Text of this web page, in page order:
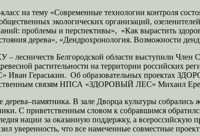
на тему «Современные технологии контроля
экологических организаций,
проблемы и перспективы», «Как вырастить
дерева», «Дендрохронология. Возможности
– лесничеств Белгородской области выступили
растительности на территории
Гераськин. Об образовательных проектах
связям НПСА «ЗДОРОВЫЙ ЛЕС» Михаил
В зале Дворца культуры собрались
С приветственным словом к собравшимся
нации за оказанную поддержку, а всероссийскую
уверенность, что все намеченные совместные